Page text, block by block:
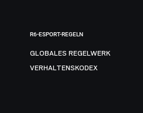
R6-ESPORT-REGELN
GLOBALES REGELWERK
VERHALTENSKODEX